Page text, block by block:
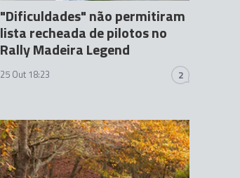
"Dificuldades" não permitiram
lista recheada de pilotos no
Rally Madeira Legend
25 Out 18:23 2